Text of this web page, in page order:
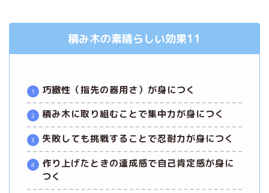
積み木の素晴らしい効果11
巧緻性（指先の器用さ）が身につく
積み木に取り組むことで集中力が身につく
失敗しても挑戦することで忍耐力が身につく
作り上げたときの達成感で自己肯定感が身に
つく